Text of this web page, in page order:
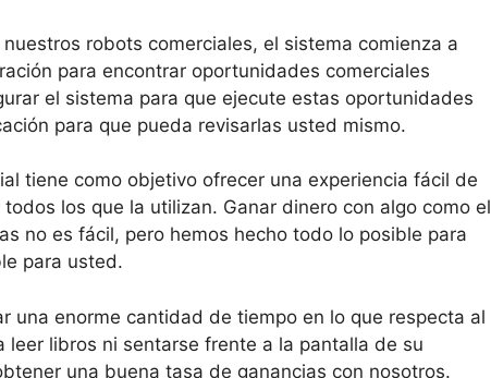
robots comerciales, el sistema comienza a
para encontrar oportunidades comerciales
el sistema para que ejecute estas oportunidades
para que pueda revisarlas usted mismo.
tiene como objetivo ofrecer una experiencia fácil de
los que la utilizan. Ganar dinero con algo como el
no es fácil, pero hemos hecho todo lo posible para
para usted.
una enorme cantidad de tiempo en lo que respecta al
libros ni sentarse frente a la pantalla de su
una buena tasa de ganancias con nosotros.